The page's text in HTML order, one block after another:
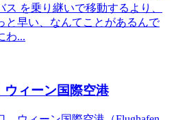
を乗り継いで移動するより、
と早い、なんてことがあるんで
わ...
ウィーン国際空港